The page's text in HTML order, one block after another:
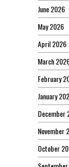
June 2026
May 2026
April 2026
March
February
January
December
November
October